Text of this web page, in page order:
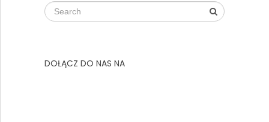
DOŁĄCZ DO NAS NA